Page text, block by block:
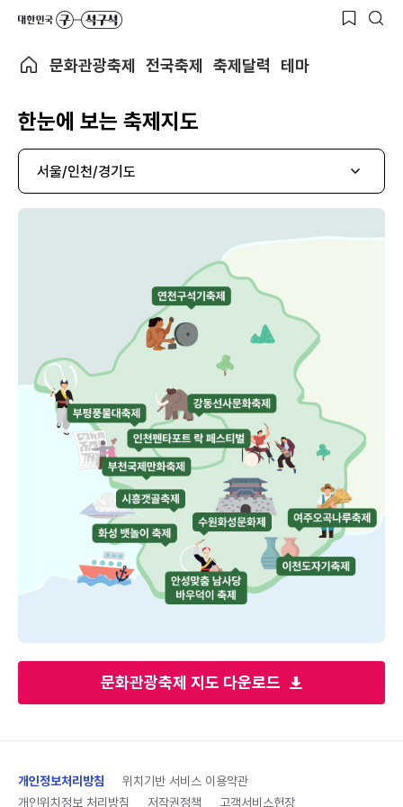
문화관광축제 전국축제 축제달력 테마
한눈에 보는 축제지도
문화관광축제 지도 다운로드
서울/인천/경기도
개인정보처리방침
위치기반 서비스 이용약관
개인위치정보 처리방침
저작권정책 고객서비스헌장